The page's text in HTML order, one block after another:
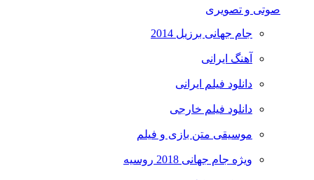
صوتی و تصویری
جام جهانی برزیل 2014
آهنگ ایرانی
دانلود فیلم ایرانی
دانلود فیلم خارجی
موسیقی متن بازی و فیلم
ویژه جام جهانی 2018 روسیه